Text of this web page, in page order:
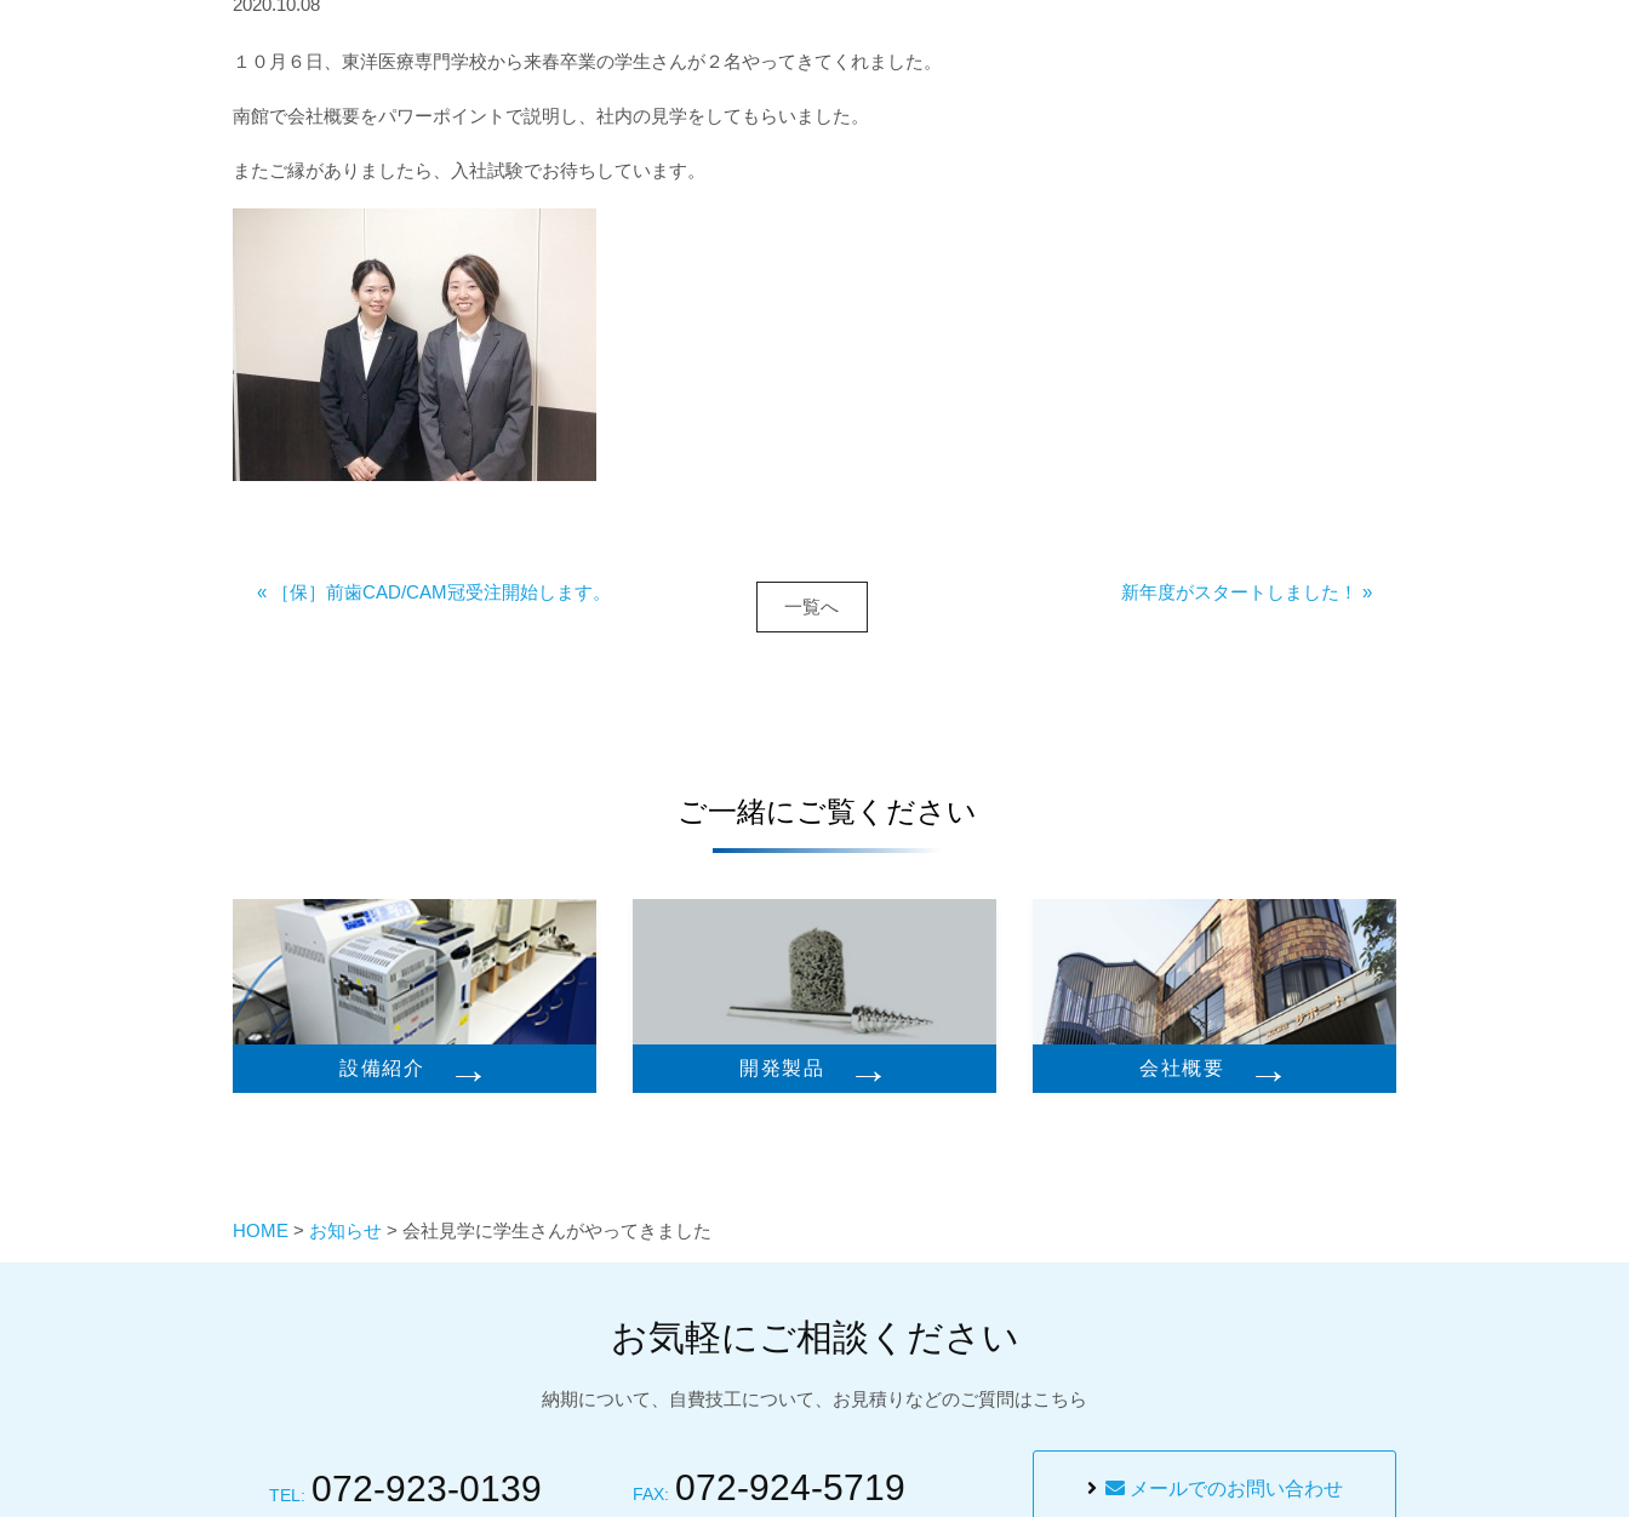
2020.10.08
１０月６日、東洋医療専門学校から来春卒業の学生さんが２名やってきてくれました。
南館で会社概要をパワーポイントで説明し、社内の見学をしてもらいました。
またご縁がありましたら、入社試験でお待ちしています。
« ［保］前歯CAD/CAM冠受注開始します。
一覧へ
新年度がスタートしました！ »
ご一緒にご覧ください
設備紹介 → 開発製品 → 会社概要 →
HOME > お知らせ > 会社見学に学生さんがやってきました
お気軽にご相談ください
納期について、自費技工について、お見積りなどのご質問はこちら
TEL: 072-923-0139 FAX: 072-924-5719 メールでのお問い合わせ